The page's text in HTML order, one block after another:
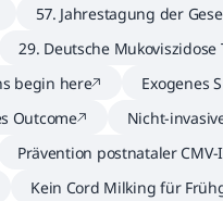
57. Jahrestagung der
29. Deutsche Mukoviszidose
begin here
Exogenes
Outcome
Nicht-
Prävention postnataler
Kein Cord Milking für